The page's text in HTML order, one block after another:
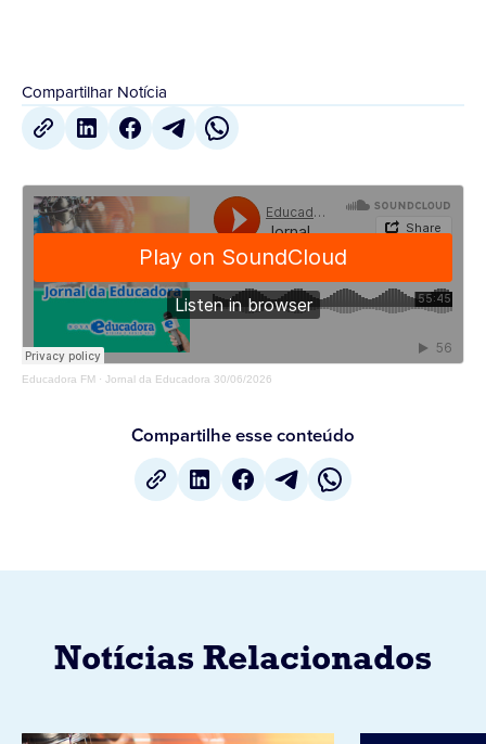
Compartilhar Notícia
Educadora FM · Jornal da Educadora 30/06/2026
Compartilhe esse conteúdo
Notícias Relacionados